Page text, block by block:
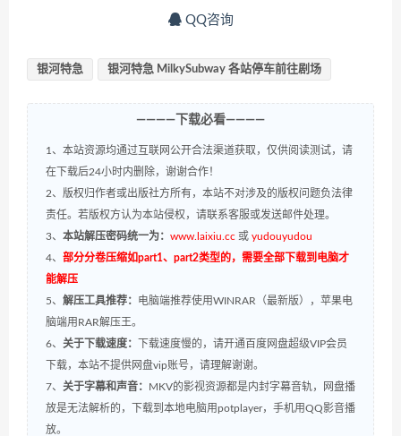
QQ咨询
银河特急 银河特急 MilkySubway 各站停车前往剧场
————下载必看————
1、本站资源均通过互联网公开合法渠道获取，仅供阅读测试，请
在下载后24小时内删除，谢谢合作！
2、版权归作者或出版社方所有，本站不对涉及的版权问题负法律
责任。若版权方认为本站侵权，请联系客服或发送邮件处理。
3、 本站解压密码统一为： www.laixiu.cc 或 yudouyudou
4、 部分分卷压缩如part1、part2类型的，需要全部下载到电脑才
能解压
5、 解压工具推荐： 电脑端推荐使用WINRAR（最新版），苹果电
脑端用RAR解压王。
6、 关于下载速度：
下载速度慢的，请开通百度网盘超级VIP会员
下载，本站不提供网盘vip账号，请理解谢谢。
7、 关于字幕和声音： MKV的影视资源都是内封字幕音轨，网盘播
放是无法解析的，下载到本地电脑用potplayer，手机用QQ影音播
放。